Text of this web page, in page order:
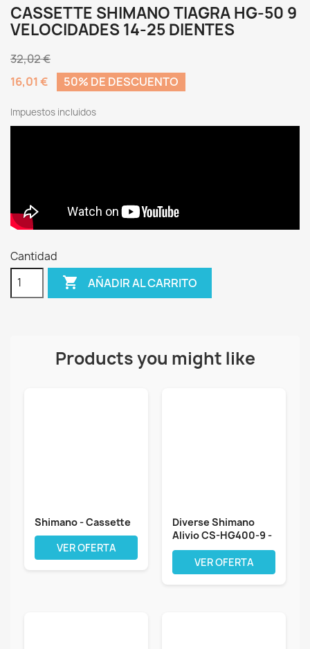
CASSETTE SHIMANO TIAGRA HG-50 9
VELOCIDADES 14-25 DIENTES
32,02 €
16,01 €
50% DE DESCUENTO
Impuestos incluidos
Cantidad
 AÑADIR AL CARRITO
Products you might like
Shimano - Cassette
VER OFERTA
Diverse Shimano
Alivio CS-HG400-9 -
Cassette -...
VER OFERTA